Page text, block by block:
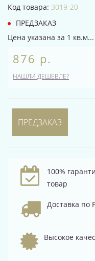
Код товара: 3019-20
ПРЕДЗАКАЗ
Цена указана за 1 кв.м...
876 р.
НАШЛИ ДЕШЕВЛЕ?
ПРЕДЗАКАЗ
100%
товар
Доставка по
Высокое